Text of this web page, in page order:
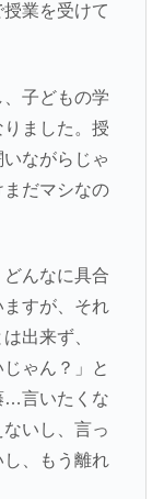
業を受けて
子どもの学
ました。授
ながらじゃ
だマシなの
んなに具合
すが、それ
出来ず、
ゃん？」と
…言いたくな
いし、言っ
、もう離れ